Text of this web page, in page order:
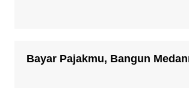
Bayar Pajakmu, Bangun